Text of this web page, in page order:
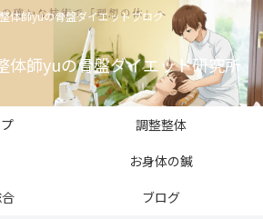
体師yuの骨盤ダイエットブログ
体師yuの骨盤ダイエット研究所
調整整体
お身体の鍼
ブログ